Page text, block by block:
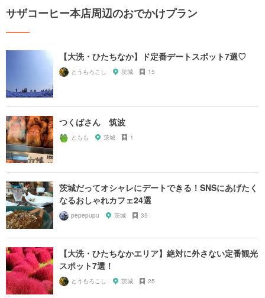
サザコーヒー本店周辺のおでかけプラン
【大洗・ひたちなか】ド定番デートスポット7選♡
とうもろこし 茨城 15
つくばさん 筑波
ともも 茨城 1
茨城だってオシャレにデートできる！SNSにあげたく
なるおしゃれカフェ24選
pepepupu 茨城 35
【大洗・ひたちなかエリア】絶対に外さない定番観光
スポット7選！
とうもろこし 茨城 25